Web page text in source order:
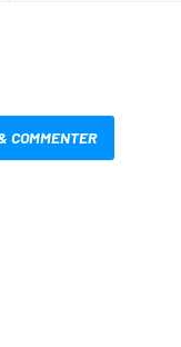
COMMENTER